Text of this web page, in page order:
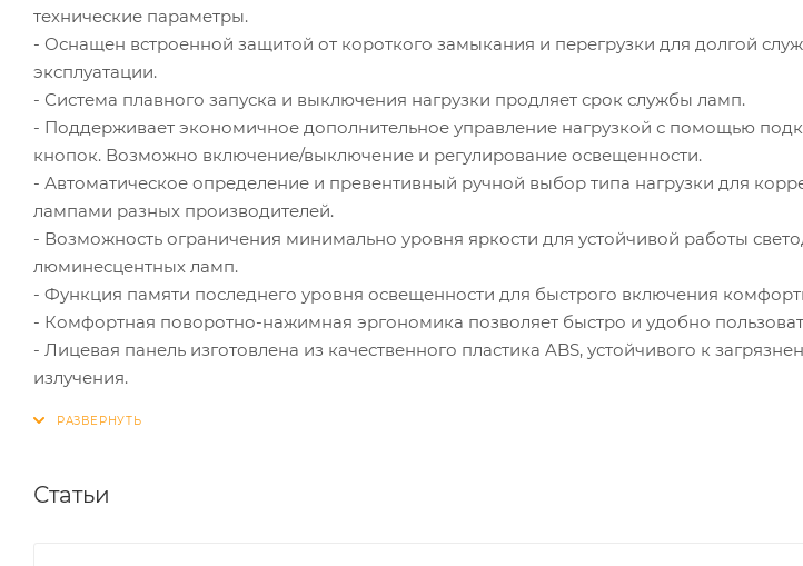
технические параметры.
- Оснащен встроенной защитой от короткого замыкания и перегрузки для долгой
эксплуатации.
- Система плавного запуска и выключения нагрузки продляет срок службы ламп.
- Поддерживает экономичное дополнительное управление нагрузкой с помощью
кнопок. Возможно включение/выключение и регулирование освещенности.
- Автоматическое определение и превентивный ручной выбор типа нагрузки для
лампами разных производителей.
- Возможность ограничения минимально уровня яркости для устойчивой работы
люминесцентных ламп.
- Функция памяти последнего уровня освещенности для быстрого включения
- Комфортная поворотно-нажимная эргономика позволяет быстро и удобно
- Лицевая панель изготовлена из качественного пластика ABS, устойчивого к
излучения.
Статьи